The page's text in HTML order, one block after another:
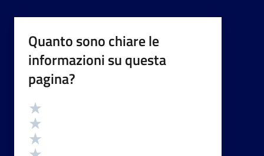
Quanto sono chiare le
informazioni su questa
pagina?
Valutazione